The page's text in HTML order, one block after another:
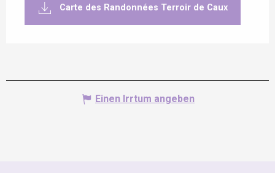
Carte des Randonnées Terroir de Caux
Einen Irrtum angeben